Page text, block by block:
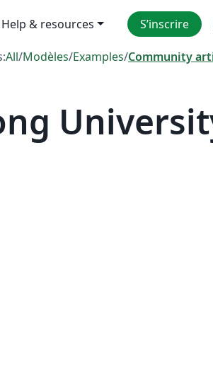
Help & resources S’inscrire
All/Modèles/Examples/Community